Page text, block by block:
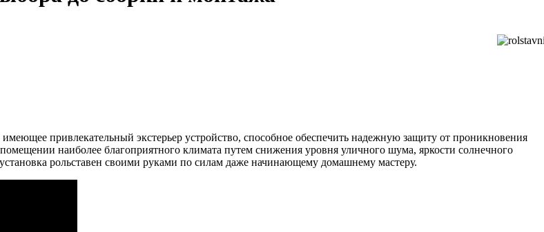
привлекательный экстерьер устройство, способное обеспечить надежную защиту от проникновения
наиболее благоприятного климата путем снижения уровня уличного шума, яркости солнечного
рольставен своими руками по силам даже начинающему домашнему мастеру.